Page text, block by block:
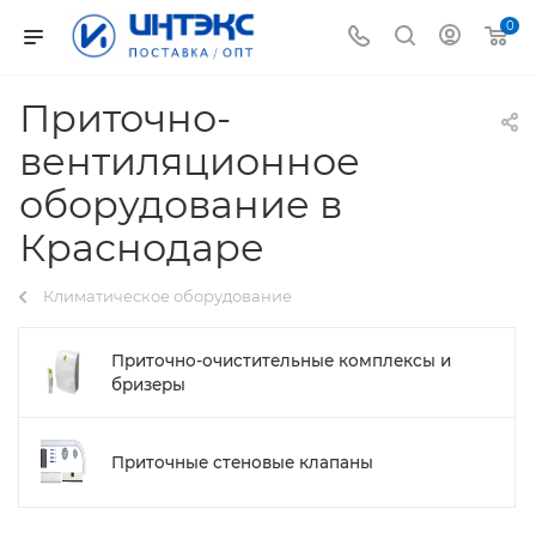
0
Приточно-
вентиляционное
оборудование в
Краснодаре
Климатическое оборудование
Приточно-очистительные комплексы и
бризеры
Приточные стеновые клапаны